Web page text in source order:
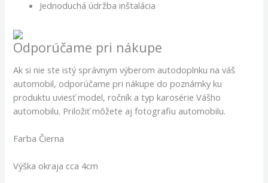
Jednoduchá údržba inštalácia
Odporúčame pri nákupe
Ak si nie ste istý správnym výberom autodoplnku na váš
automobil, odporúčame pri nákupe do poznámky ku
produktu uviesť model, ročník a typ karosérie Vášho
automobilu. Priložiť môžete aj fotografiu automobilu.
Farba Čierna
Výška okraja cca 4cm